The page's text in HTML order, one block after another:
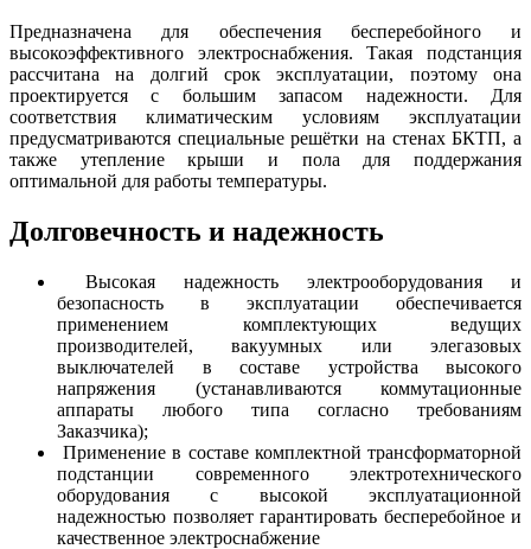
Предназначена для обеспечения бесперебойного и
высокоэффективного электроснабжения. Такая подстанция
рассчитана на долгий срок эксплуатации, поэтому она
проектируется с большим запасом надежности. Для
соответствия климатическим условиям эксплуатации
предусматриваются специальные решётки на стенах БКТП, а
также утепление крыши и пола для поддержания
оптимальной для работы температуры.
Долговечность и надежность
Высокая надежность электрооборудования и
безопасность в эксплуатации обеспечивается
применением комплектующих ведущих
производителей, вакуумных или элегазовых
выключателей в составе устройства высокого
напряжения (устанавливаются коммутационные
аппараты любого типа согласно требованиям
Заказчика);
Применение в составе комплектной трансформаторной
подстанции современного электротехнического
оборудования с высокой эксплуатационной
надежностью позволяет гарантировать бесперебойное и
качественное электроснабжение